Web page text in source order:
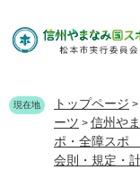
頭
飛現在地 トップページ >
ーツ > 信州や
ポ・全障スポ
会則・規定・